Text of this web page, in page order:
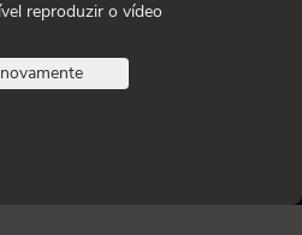
reproduzir o vídeo